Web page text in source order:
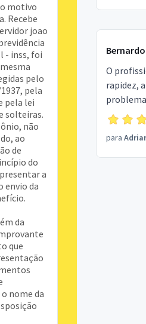
o motivo
Recebe
joao
- inss, foi
pelo
pela
pela lei
solteiras.
não
ao
de
do
a
envio da
da
que
nome da
O
rapidez,
para